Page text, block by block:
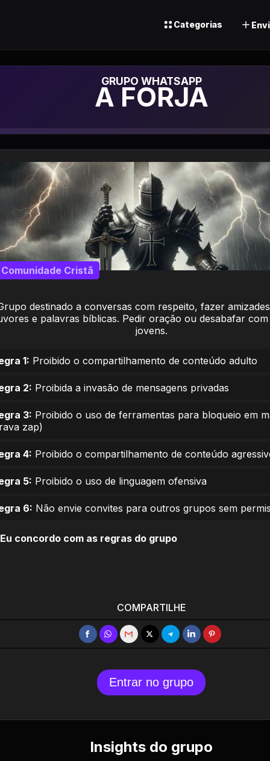
Categorias
Grupo de
A FORJA
destinado a conversas com respeito, fazer
e palavras bíblicas. Pedir oração ou desabafar
jovens.
Comunidade Cristã
1: Proibido o compartilhamento de conteúdo adulto
2: Proibida a invasão de mensagens privadas
3: Proibido o uso de ferramentas para bloqueio em
zap)
4: Proibido o compartilhamento de conteúdo
5: Proibido o uso de linguagem ofensiva
6: Não envie convites para outros grupos sem
Eu concordo com as regras do grupo
COMPARTILHE
Entrar no grupo
Insights do grupo